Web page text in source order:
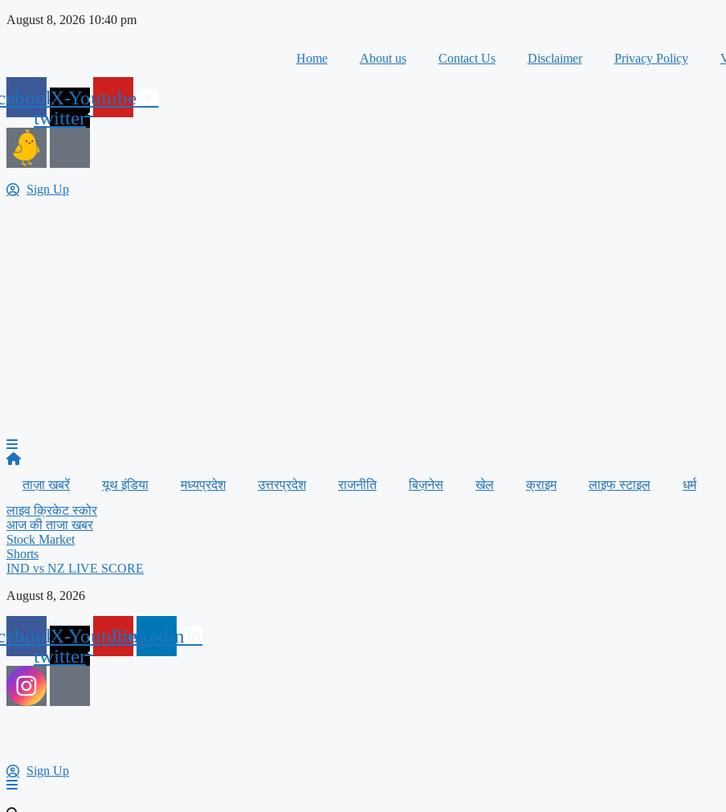
Skip
August 8, 2026 10:40 pm
Home About us Contact Us Disclaimer Privacy Policy
X-
twitter
Youtube
Sign Up
ताज़ा खबरें यूथ इंडिया मध्यप्रदेश उत्तरप्रदेश राजनीति बिज़नेस खेल क्राइम लाइफ स्टाइल धर्म
लाइव क्रिकेट स्कोर
आज की ताजा खबर
Stock Market
Shorts
IND vs NZ LIVE SCORE
August 8, 2026
X-
twitter
YoutubeLinkedin
Sign Up